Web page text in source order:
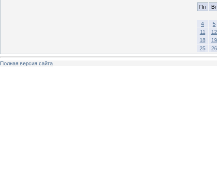
Пн Вт
4
5
11
12
18
19
25
26
Полная версия сайта